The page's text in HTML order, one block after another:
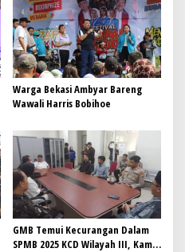
Warga Bekasi Ambyar Bareng
Wawali Harris Bobihoe
GMB Temui Kecurangan Dalam
SPMB 2025 KCD Wilayah III, Kami